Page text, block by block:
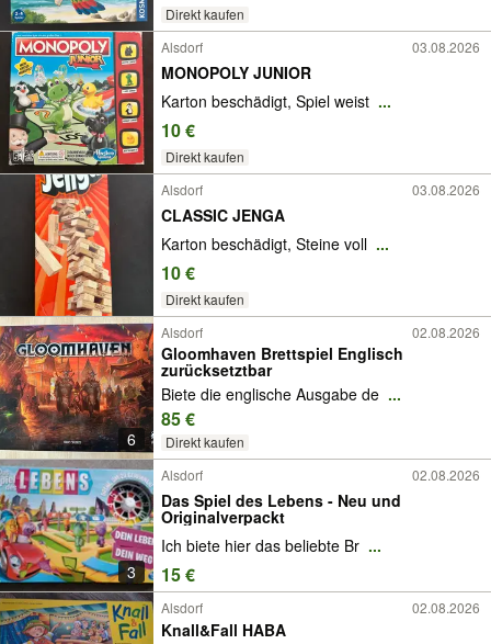
Direkt kaufen
Alsdorf
03.08.2026
MONOPOLY JUNIOR
Karton beschädigt, Spiel weist ...
10 €
Direkt kaufen
Alsdorf
03.08.2026
CLASSIC JENGA
Karton beschädigt, Steine voll ...
10 €
Direkt kaufen
6
Alsdorf 02.08.2026
Gloomhaven Brettspiel Englisch
zurücksetztbar
Biete die englische Ausgabe de ...
85 €
Direkt kaufen
3
Alsdorf 02.08.2026
Das Spiel des Lebens - Neu und
Originalverpackt
Ich biete hier das beliebte Br ...
15 €
Alsdorf 02.08.2026
Knall&Fall HABA